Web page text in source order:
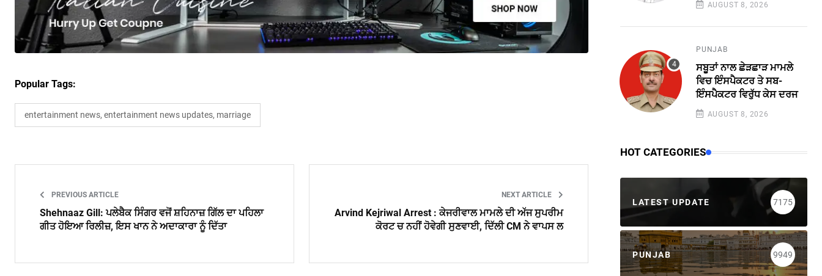
Popular Tags:
entertainment news, entertainment news updates, marriage
PREVIOUS ARTICLE
Shehnaaz Gill: ਪਲੇਬੈਕ ਸਿੰਗਰ ਵਜੋਂ ਸ਼ਹਿਨਾਜ਼ ਗਿੱਲ ਦਾ ਪਹਿਲਾ
ਗੀਤ ਹੋਇਆ ਰਿਲੀਜ਼, ਇਸ ਖਾਨ ਨੇ ਅਦਾਕਾਰਾ ਨੂੰ ਦਿੱਤਾ
NEXT ARTICLE
Arvind Kejriwal Arrest : ਕੇਜਰੀਵਾਲ ਮਾਮਲੇ ਦੀ ਅੱਜ ਸੁਪਰੀਮ
ਕੋਰਟ ਚ ਨਹੀਂ ਹੋਵੇਗੀ ਸੁਣਵਾਈ, ਦਿੱਲੀ CM ਨੇ ਵਾਪਸ ਲ
AUGUST 8, 2026
PUNJAB
ਸਬੂਤਾਂ ਨਾਲ ਛੇੜਛਾੜ ਮਾਮਲੇ
ਵਿਚ ਇੰਸਪੈਕਟਰ ਤੇ ਸਬ-
ਇੰਸਪੈਕਟਰ ਵਿਰੁੱਧ ਕੇਸ ਦਰਜ
AUGUST 8, 2026
HOT CATEGORIES
LATEST UPDATE 7175
PUNJAB 9949